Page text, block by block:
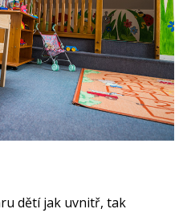
dětí jak uvnitř, tak